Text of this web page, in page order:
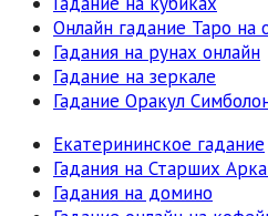
Онлайн гадание Таро на
Гадания на рунах онлайн
Гадание на зеркале
Гадание Оракул
Екатерининское гадание
Гадания на Старших
Гадания на домино